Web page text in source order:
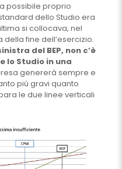
possibile proprio
dello Studio era
si collocava, nel
fine dell’esercizio.
del BEP, non c’è
lo Studio in una
genererà sempre e
più gravi quanto
le due linee verticali